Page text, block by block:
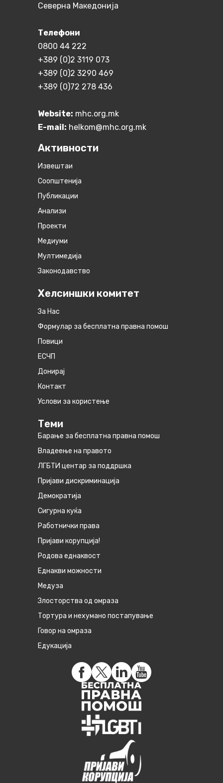
Северна Македонија
Телефони
0800 44 222
+389 (0)2 3119 073
+389 (0)2 3290 469
+389 (0)72 278 436
Website: mhc.org.mk
E-mail: helkom@mhc.org.mk
Активности
Извештаи
Соопштенија
Публикации
Анализи
Проекти
Медиуми
Мултимедија
Законодавство
Хелсиншки комитет
За Нас
Формулар за бесплатна правна помош
Повици
ЕСЧП
Донирај
Контакт
Услови за користење
Теми
Барање за бесплатна правна помош
Владеење на правото
ЛГБТИ центар за поддршка
Пријави дискриминација
Демократија
Сигурна куќа
Работнички права
Пријави корупција!
Родова еднаквост
Eднакви можности
Медуза
Злосторства од омраза
Тортура и нехумано постапување
Говор на омраза
Едукација